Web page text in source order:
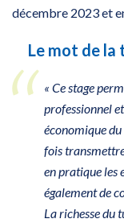
décembre 2023 et
Le mot de
« Ce stage
professionnel
économique
fois
en pratique les
également de
La richesse du